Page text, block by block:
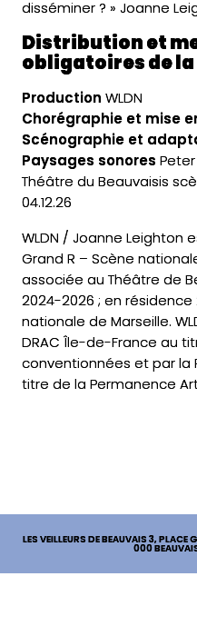
disséminer ? » Joanne
Distribution et
obligatoires de la
Production WLDN
Chorégraphie et mise
Scénographie et
Paysages sonores
Théâtre du Beauvaisis
04.12.26
WLDN / Joanne Leighton
Grand R – Scène
associée au Théâtre de
2024-2026 ; en résidence
nationale de Marseille.
DRAC Île-de-France au
conventionnées et par la
titre de la Permanence
LES VEILLEURS DE BEAUVAIS 3, PLACE
000